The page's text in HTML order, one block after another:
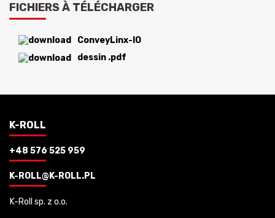
FICHIERS À TÉLÉCHARGER
ConveyLinx-IO
dessin .pdf
K-ROLL
+48 576 525 959
K-ROLL@K-ROLL.PL
K-Roll sp. z o.o.